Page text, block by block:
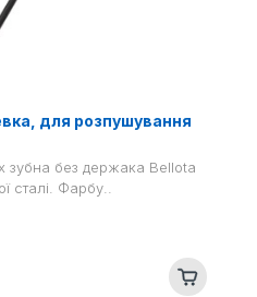
для розпушування
зубна без держака Bellota
сталі. Фарбу..